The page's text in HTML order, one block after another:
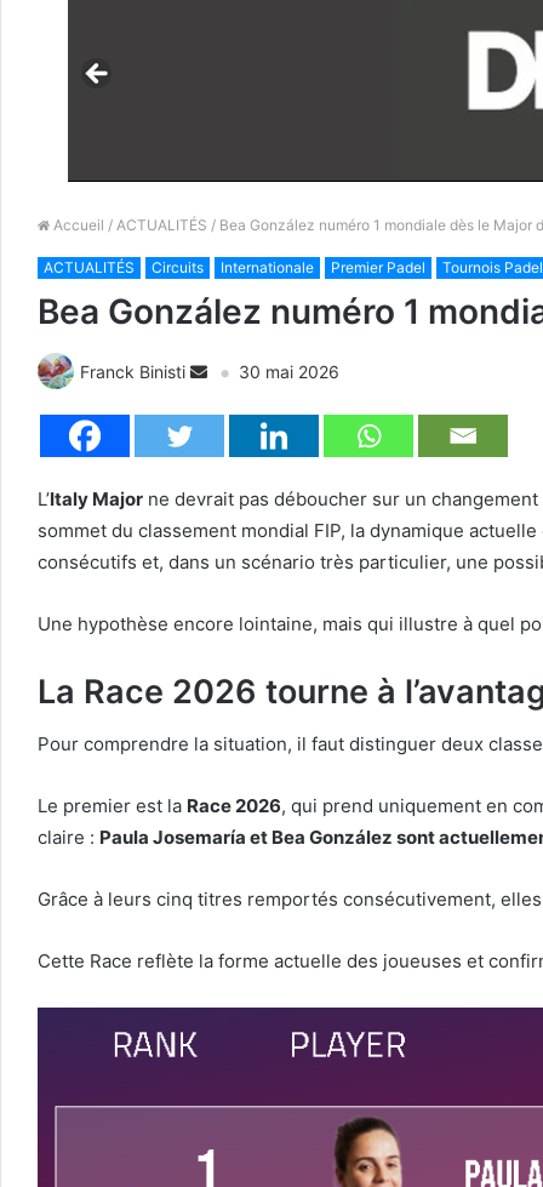
Accueil / ACTUALITÉS / Bea González numéro 1 mondiale dès le
ACTUALITÉS Circuits Internationale Premier Padel Tournois Padel
Bea González numéro 1
Franck Binisti 30 mai 2026
L’Italy Major ne devrait pas déboucher sur un
sommet du classement mondial FIP, la dynamique
consécutifs et, dans un scénario très particulier, une
Une hypothèse encore lointaine, mais qui illustre à quel
La Race 2026 tourne à
Pour comprendre la situation, il faut distinguer deux
Le premier est la Race 2026, qui prend uniquement en
claire : Paula Josemaría et Bea González sont
Grâce à leurs cinq titres remportés consécutivement,
Cette Race reflète la forme actuelle des joueuses et